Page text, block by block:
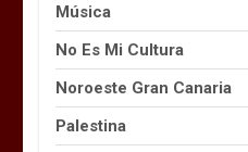
Música
No Es Mi Cultura
Noroeste Gran Canaria
Palestina